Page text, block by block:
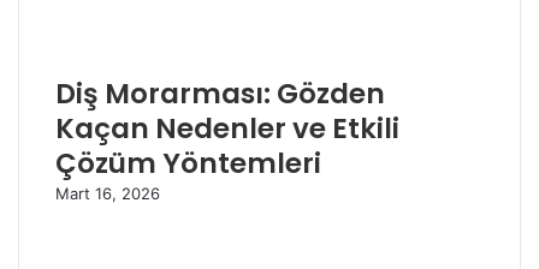
Diş Morarması: Gözden
Kaçan Nedenler ve Etkili
Çözüm Yöntemleri
Mart 16, 2026